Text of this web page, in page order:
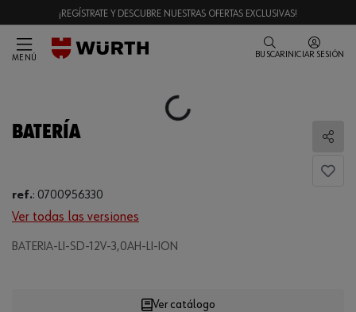
¡REGÍSTRATE Y DESCUBRE NUESTRAS OFERTAS EXCLUSIVAS!
MENÚ BUSCAR INICIAR SESIÓN
Loading...
BATERÍA
ref.: 0700956330
Ver todas las versiones
BATERIA-LI-SD-12V-3,0AH-LI-ION
Loading...
Ver catálogo